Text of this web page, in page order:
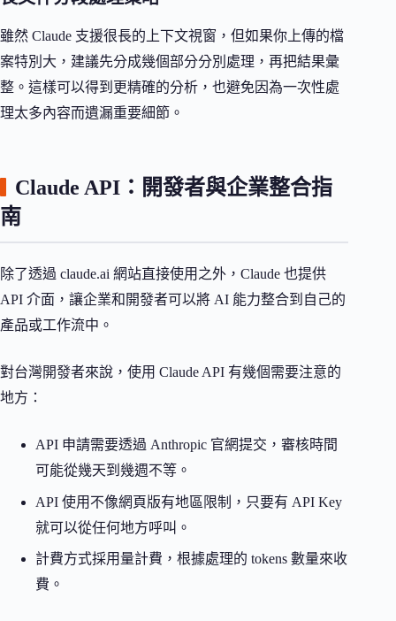
雖然 Claude 支援很長的上下文視窗，但如果你上傳的檔
案特別大，建議先分成幾個部分分別處理，再把結果彙
整。這樣可以得到更精確的分析，也避免因為一次性處
理太多內容而遺漏重要細節。
Claude API：開發者與企業整合指
南
除了透過 claude.ai 網站直接使用之外，Claude 也提供
API 介面，讓企業和開發者可以將 AI 能力整合到自己的
產品或工作流中。
對台灣開發者來說，使用 Claude API 有幾個需要注意的
地方：
API 申請需要透過 Anthropic 官網提交，審核時間
可能從幾天到幾週不等。
API 使用不像網頁版有地區限制，只要有 API Key
就可以從任何地方呼叫。
計費方式採用量計費，根據處理的 tokens 數量來收
費。